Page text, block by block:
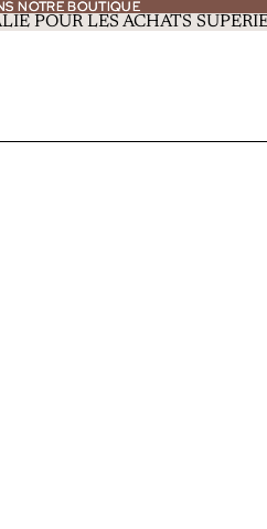
NOTRE BOUTIQUE
NOTRE BOUTIQUE
POUR LES ACHATS